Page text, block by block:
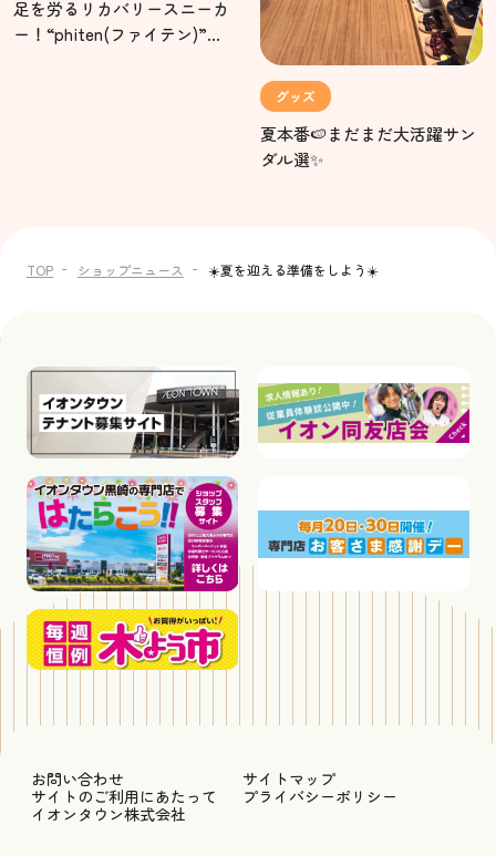
足を労るリカバリースニーカ
ー！“phiten(ファイテン)”入
グッズ
夏本番🍉まだまだ大活躍サン
ダル選✨
TOP ショップニュース ☀️夏を迎える準備をしよう☀️
お問い合わせ
サイトマップ
サイトのご利用にあたって
プライバシーポリシー
イオンタウン株式会社